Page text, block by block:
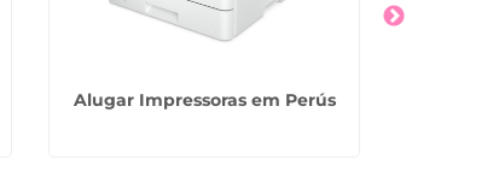
Alugar Impressoras em Perús